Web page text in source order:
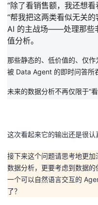
“除了看销售额，我还想
“帮我把这两类看似无关
AI 的主战场——处理那些
值分析。
那些静态的、低价值的、仅作
被 Data Agent 的即时问答所
未来的数据分析不再仅限于“看
这次看起来它的输出还是很认
接下来这个问题请思考地更
数据分析，更要考虑到数据
一个可以自然语言交互的
了？